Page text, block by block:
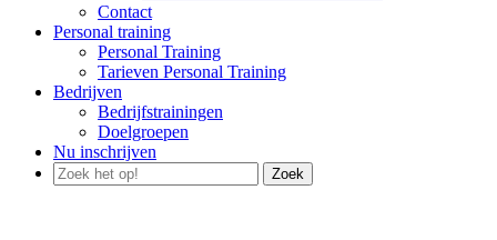
Contact
Personal training
Personal Training
Tarieven Personal Training
Bedrijven
Bedrijfstrainingen
Doelgroepen
Nu inschrijven
Zoek